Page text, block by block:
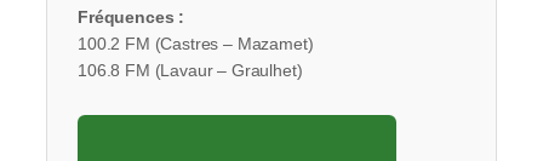
Fréquences :
100.2 FM (Castres – Mazamet)
106.8 FM (Lavaur – Graulhet)